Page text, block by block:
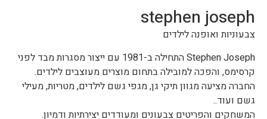
stephen joseph
צבעוניות ואופנה לילדים
Stephen Joseph התחילה ב-1981 עם ייצור מסגרות מבד לפני
קרסימס, והפכה למובילה בתחום מוצרים מעוצבים לילדים.
החברה מציעה מגוון תיקי גן, מגפי גשם לילדים, מטריות, מעילי
גשם ועוד..
המשחקים והפריטים צבעונים ומעודדים יצירתיות ודמיון.